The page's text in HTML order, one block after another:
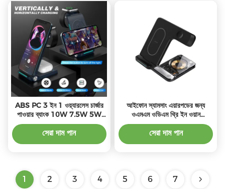
ABS PC 3 ইন 1 ওয়্যারলেস চার্জার
পাওয়ার ব্যাংক 10W 7.5W 5W
পাওয়ার আউটপুট সহ
সেরা দাম পান
আইফোন স্যামসাং এয়ারপডের জন্য
ওএমএম ওডিএম থ্রি ইন ওয়ান
ওয়্যারলেস চার্জিং স্টেশন
সেরা দাম পান
1 2 3 4 5 6 7